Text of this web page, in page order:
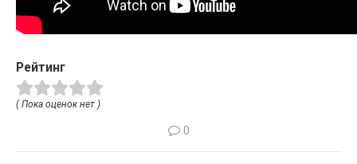
Рейтинг
( Пока оценок нет )
0